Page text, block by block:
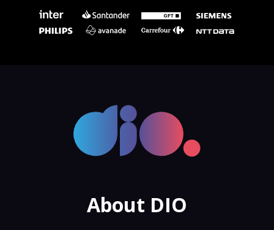
About DIO